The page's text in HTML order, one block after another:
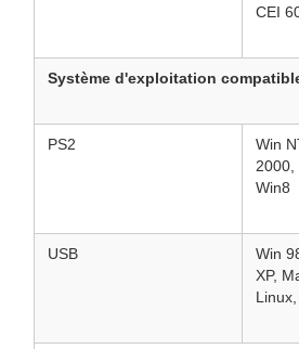
CEI
Système d'exploitation
PS2
Win
2000,
Win8
USB
Win
XP,